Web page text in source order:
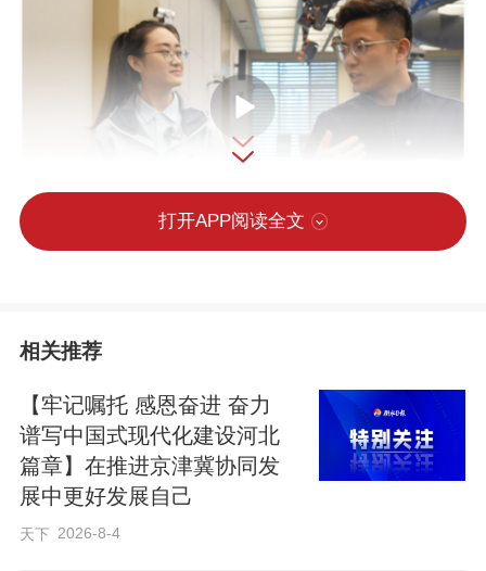
打开APP阅读全文
相关推荐
【牢记嘱托 感恩奋进 奋力
谱写中国式现代化建设河北
篇章】在推进京津冀协同发
展中更好发展自己
天下 2026-8-4